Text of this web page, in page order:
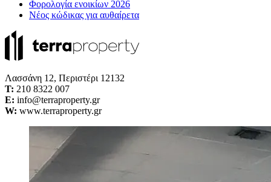
Φορολογία ενοικίων 2026
Νέος κώδικας για αυθαίρετα
Λασσάνη 12, Περιστέρι 12132
Τ: 210 8322 007
E: info@terraproperty.gr
W: www.terraproperty.gr